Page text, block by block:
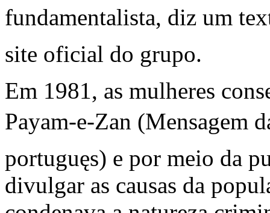
fundamentalista, diz um
site oficial do grupo.
Em 1981, as mulheres
Payam-e-Zan
portuguęs) e por meio da
divulgar as causas da